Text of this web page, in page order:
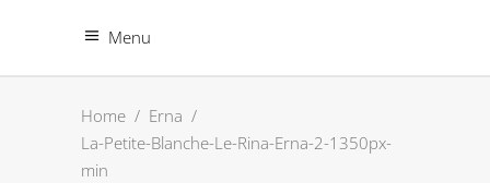
Menu
Home / Erna /
La-Petite-Blanche-Le-Rina-Erna-2-1350px-
min